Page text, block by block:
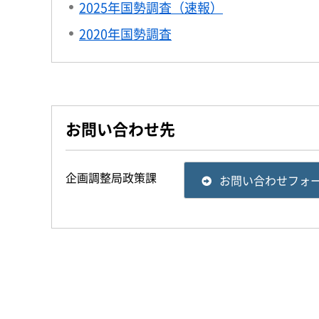
2025年国勢調査（速報）
2020年国勢調査
お問い合わせ先
企画調整局政策課 お問い合わせフォ